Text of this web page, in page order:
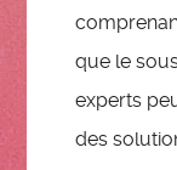
que le
experts
des